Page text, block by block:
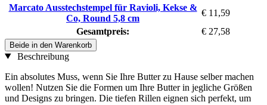
Marcato Ausstechstempel für Ravioli, Kekse &
Co, Round 5,8 cm
€ 11,59
Gesamtpreis:
€ 27,58
Beide in den Warenkorb
Beschreibung
Ein absolutes Muss, wenn Sie Ihre Butter zu Hause selber machen
wollen! Nutzen Sie die Formen um Ihre Butter in jegliche Größen
und Designs zu bringen. Die tiefen Rillen eignen sich perfekt, um